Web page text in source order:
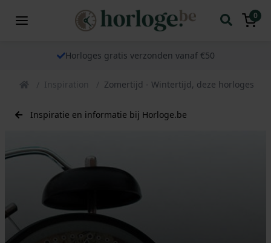
0
Horloges gratis verzonden vanaf €50
Inspiration Zomertijd - Wintertijd, deze horloges
Inspiratie en informatie bij Horloge.be